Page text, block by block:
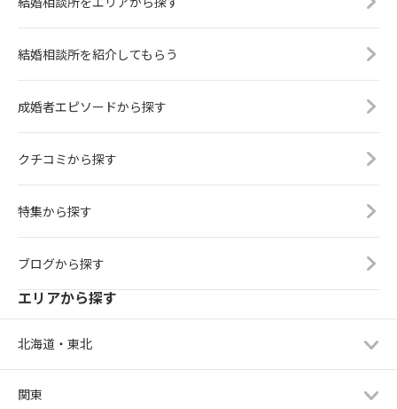
結婚相談所を紹介してもらう
成婚者エピソードから探す
クチコミから探す
特集から探す
ブログから探す
エリアから探す
北海道・東北
関東